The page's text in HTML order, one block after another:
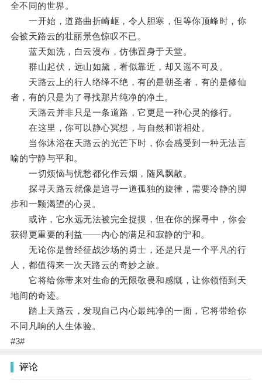
全不同的世界。
一开始，道路曲折崎岖，令人胆寒，但等你顶峰时，你
会被天路云的壮丽景色惊叹不已。
蓝天如洗，白云漫布，仿佛置身于天堂。
群山起伏，远山如黛，看似靠近，却又遥不可及。
天路云上的行人络绎不绝，有的是朝圣者，有的是修仙
者，有的只是为了寻找那片纯净的净土。
天路云并非只是一条道路，它更是一种心灵的修行。
在这里，你可以静心冥想，与自然和谐相处。
当你沐浴在天路云的光芒下时，你会感受到一种无法言
喻的宁静与平和。
一切烦恼与忧愁都化作云烟，随风飘散。
探寻天路云就像是追寻一道孤独的旋律，需要冷静的脚
步和一颗渴望的心灵。
或许，它永远无法被完全捉摸，但在你的探寻中，你会
获得更重要的利益——内心的满足和寂静的宁和。
无论你是曾经征战沙场的勇士，还是只是一个平凡的行
人，都值得来一次天路云的奇妙之旅。
它将给你带来对生命的无限敬畏和感慨，让你领悟到天
地间的奇迹。
踏上天路云，发现自己内心最纯净的一面，它将带给你
不同凡响的人生体验。
#3#
评论